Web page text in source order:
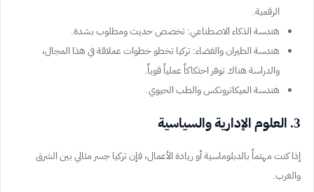
الرقمية.
هندسة الذكاء الاصطناعي: تخصص حديث ومطلوب بشدة.
هندسة الطيران والفضاء: تركيا تخطو خطوات عملاقة في هذا المجال،
والدراسة هناك توفر احتكاكاً عملياً قوياً.
هندسة الميكاترونكس والطب الحيوي.
3. العلوم الإدارية والسياسية
إذا كنت مهتماً بالدبلوماسية أو ريادة الأعمال، فإن تركيا جسر مثالي بين الشرق
والغرب.